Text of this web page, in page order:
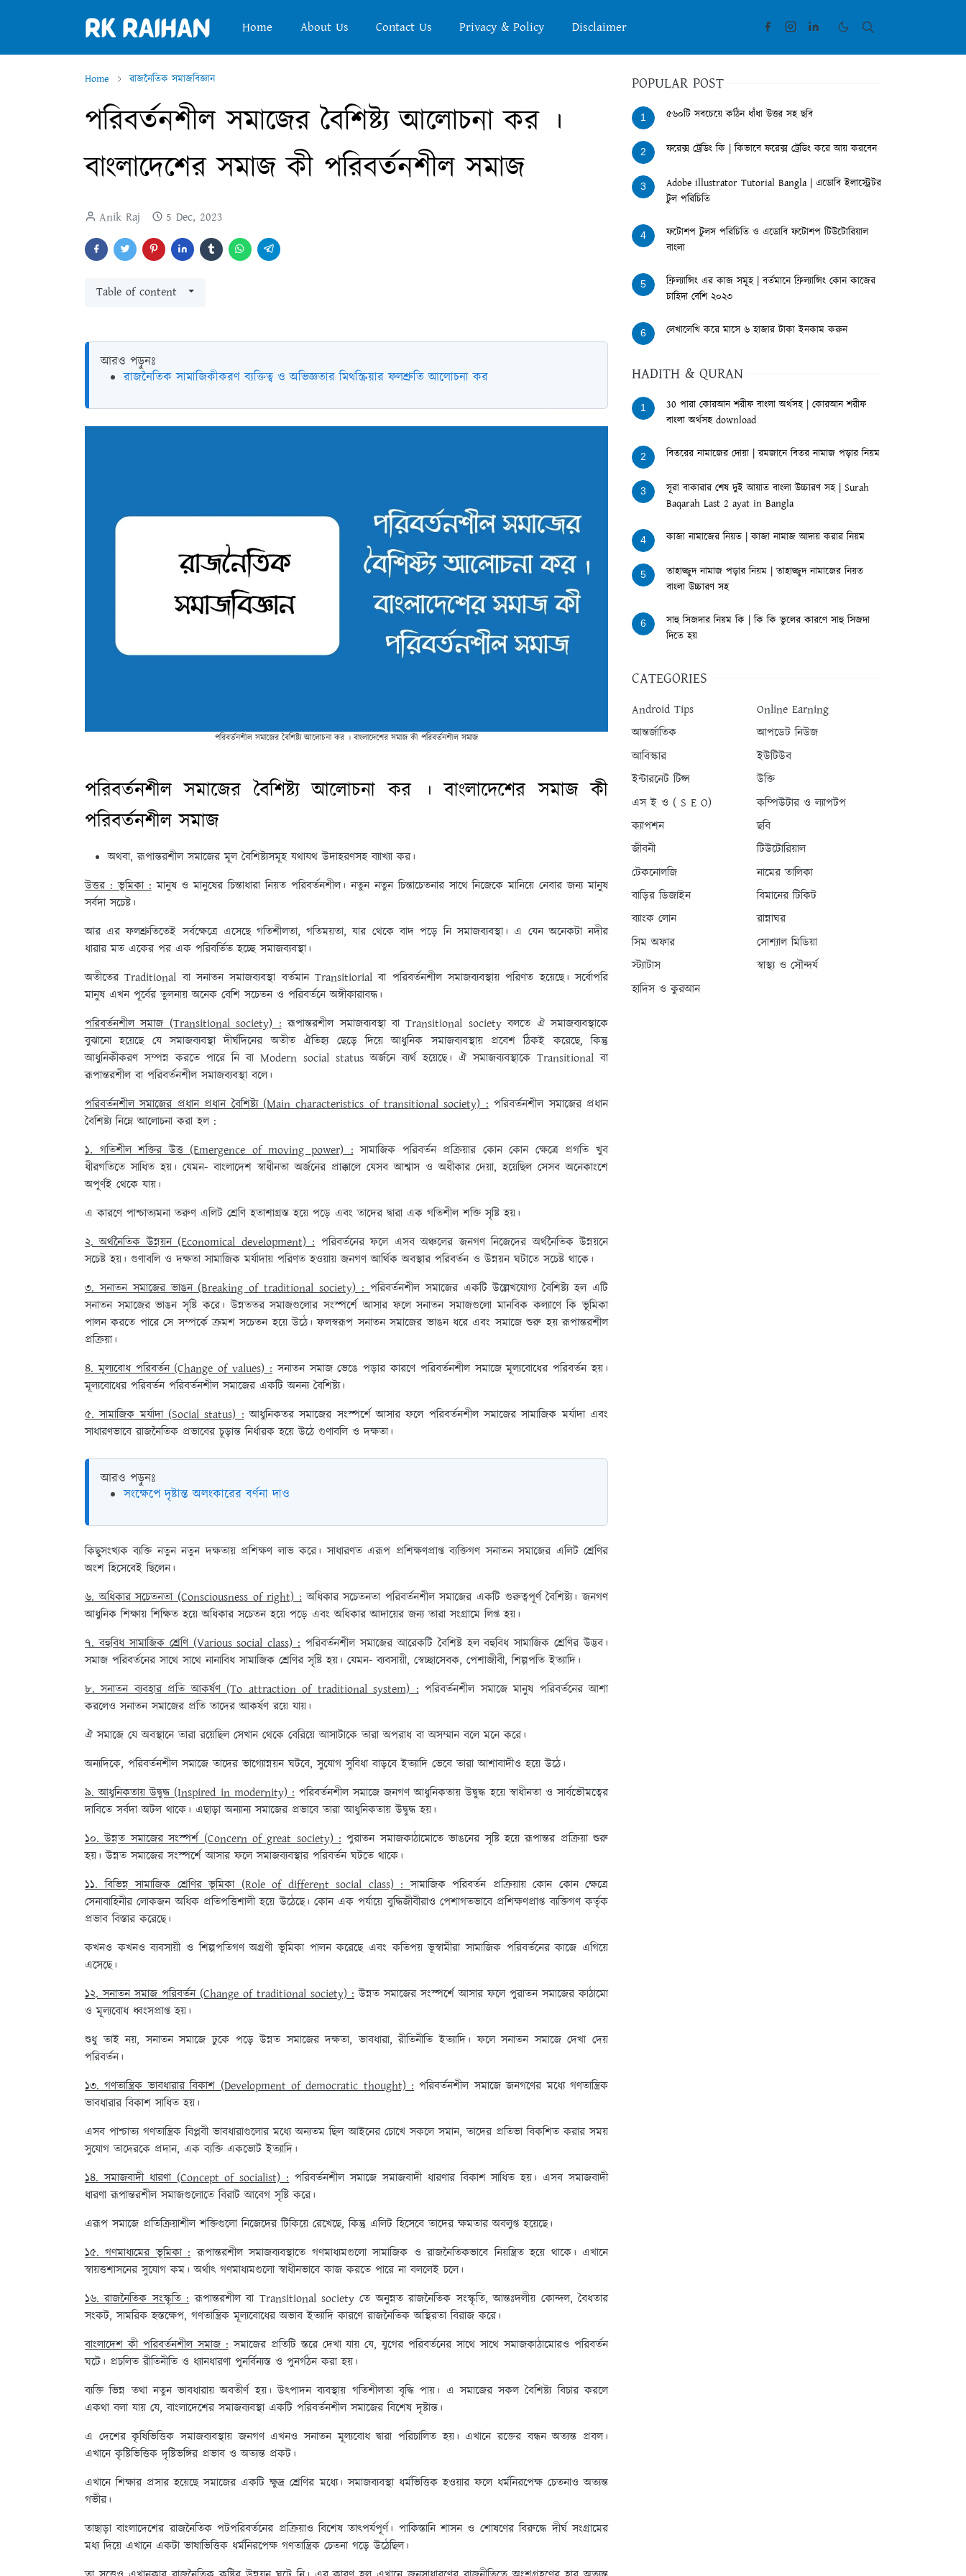
Home About Us Contact Us Privacy & Policy Disclaimer
Home রাজনৈতিক সমাজবিজ্ঞান
পরিবর্তনশীল সমাজের বৈশিষ্ট্য আলোচনা কর ।
বাংলাদেশের সমাজ কী পরিবর্তনশীল সমাজ
Anik Raj 5 Dec, 2023
Table of content
আরও পড়ুনঃ
রাজনৈতিক সামাজিকীকরণ ব্যক্তিত্ব ও অভিজ্ঞতার মিথস্ক্রিয়ার ফলশ্রুতি আলোচনা কর
পরিবর্তনশীল সমাজের বৈশিষ্ট্য আলোচনা কর । বাংলাদেশের সমাজ কী পরিবর্তনশীল সমাজ
পরিবর্তনশীল সমাজের বৈশিষ্ট্য আলোচনা কর । বাংলাদেশের সমাজ কী
পরিবর্তনশীল সমাজ
অথবা, রূপান্তরশীল সমাজের মূল বৈশিষ্ট্যসমূহ যথাযথ উদাহরণসহ ব্যাখ্যা কর।
উত্তর : ভূমিকা :মানুষ ও মানুষের চিন্তাধারা নিয়ত পরিবর্তনশীল। নতুন নতুন চিন্তাচেতনার সাথে নিজেকে মানিয়ে নেবার জন্য মানুষ
সর্বদা সচেষ্ট।
আর এর ফলশ্রুতিতেই সর্বক্ষেত্রে এসেছে গতিশীলতা, গতিময়তা, যার থেকে বাদ পড়ে নি সমাজব্যবস্থা। এ যেন অনেকটা নদীর
ধারার মত একের পর এক পরিবর্তিত হচ্ছে সমাজব্যবস্থা।
অতীতের Traditional বা সনাতন সমাজব্যবস্থা বর্তমান Transitiorial বা পরিবর্তনশীল সমাজব্যবস্থায় পরিণত হয়েছে। সর্বোপরি
মানুষ এখন পূর্বের তুলনায় অনেক বেশি সচেতন ও পরিবর্তনে অঙ্গীকারাবদ্ধ।
পরিবর্তনশীল সমাজ (Transitional society) :রূপান্তরশীল সমাজব্যবস্থা বা Transitional society বলতে ঐ সমাজব্যবস্থাকে
বুঝানো হয়েছে যে সমাজব্যবস্থা দীর্ঘদিনের অতীত ঐতিহ্য ছেড়ে দিয়ে আধুনিক সমাজব্যবস্থায় প্রবেশ ঠিকই করেছে, কিন্তু
আধুনিকীকরণ সম্পন্ন করতে পারে নি বা Modern social status অর্জনে ব্যর্থ হয়েছে। ঐ সমাজব্যবস্থাকে Transitional বা
রূপান্তরশীল বা পরিবর্তনশীল সমাজব্যবস্থা বলে।
পরিবর্তনশীল সমাজের প্রধান প্রধান বৈশিষ্ট্য (Main characteristics of transitional society) :পরিবর্তনশীল সমাজের প্রধান
বৈশিষ্ট্য নিম্নে আলোচনা করা হল :
১. গতিশীল শক্তির উত্ত (Emergence of moving power) :সামাজিক পরিবর্তন প্রক্রিয়ার কোন কোন ক্ষেত্রে প্রগতি খুব
ধীরগতিতে সাধিত হয়। যেমন- বাংলাদেশ স্বাধীনতা অর্জনের প্রাক্কালে যেসব আশ্বাস ও অধীকার দেয়া, হয়েছিল সেসব অনেকাংশে
অপূর্ণই থেকে যায়।
এ কারণে পাশ্চাত্যমনা তরুণ এলিট শ্রেণি হতাশাগ্রস্ত হয়ে পড়ে এবং তাদের দ্বারা এক গতিশীল শক্তি সৃষ্টি হয়।
২. অর্থনৈতিক উন্নয়ন (Economical development) :পরিবর্তনের ফলে এসব অঞ্চলের জনগণ নিজেদের অর্থনৈতিক উন্নয়নে
সচেষ্ট হয়। গুণাবলি ও দক্ষতা সামাজিক মর্যাদায় পরিণত হওয়ায় জনগণ আর্থিক অবস্থার পরিবর্তন ও উন্নয়ন ঘটাতে সচেষ্ট থাকে।
৩. সনাতন সমাজের ভাঙন (Breaking of traditional society) :পরিবর্তনশীল সমাজের একটি উল্লেখযোগ্য বৈশিষ্ট্য হল এটি
সনাতন সমাজের ভাঙন সৃষ্টি করে। উন্নততর সমাজগুলোর সংস্পর্শে আসার ফলে সনাতন সমাজগুলো মানবিক কল্যাণে কি ভূমিকা
পালন করতে পারে সে সম্পর্কে ক্রমশ সচেতন হয়ে উঠে। ফলস্বরূপ সনাতন সমাজের ভাঙন ধরে এবং সমাজে শুরু হয় রূপান্তরশীল
প্রক্রিয়া।
৪. মূল্যবোধ পরিবর্তন (Change of values) :সনাতন সমাজ ভেঙে পড়ার কারণে পরিবর্তনশীল সমাজে মূল্যবোধের পরিবর্তন হয়।
মূল্যবোধের পরিবর্তন পরিবর্তনশীল সমাজের একটি অনন্য বৈশিষ্ট্য।
৫. সামাজিক মর্যাদা (Social status) :আধুনিকতর সমাজের সংস্পর্শে আসার ফলে পরিবর্তনশীল সমাজের সামাজিক মর্যাদা এবং
সাধারণভাবে রাজনৈতিক প্রভাবের চূড়ান্ত নির্ধারক হয়ে উঠে গুণাবলি ও দক্ষতা।
আরও পড়ুনঃ
সংক্ষেপে দৃষ্টান্ত অলংকারের বর্ণনা দাও
কিছুসংখ্যক ব্যক্তি নতুন নতুন দক্ষতায় প্রশিক্ষণ লাভ করে। সাধারণত এরূপ প্রশিক্ষণপ্রাপ্ত ব্যক্তিগণ সনাতন সমাজের এলিট শ্রেণির
অংশ হিসেবেই ছিলেন।
৬. অধিকার সচেতনতা (Consciousness of right) :অধিকার সচেতনতা পরিবর্তনশীল সমাজের একটি গুরুত্বপূর্ণ বৈশিষ্ট্য। জনগণ
আধুনিক শিক্ষায় শিক্ষিত হয়ে অধিকার সচেতন হয়ে পড়ে এবং অধিকার আদায়ের জন্য তারা সংগ্রামে লিপ্ত হয়।
৭. বহুবিধ সামাজিক শ্রেণি (Various social class) :পরিবর্তনশীল সমাজের আরেকটি বৈশিষ্ট হল বহুবিধ সামাজিক শ্রেণির উদ্ভব।
সমাজ পরিবর্তনের সাথে সাথে নানাবিধ সামাজিক শ্রেণির সৃষ্টি হয়। যেমন- ব্যবসায়ী, স্বেচ্ছাসেবক, পেশাজীবী, শিল্পপতি ইত্যাদি।
৮. সনাতন ব্যবহার প্রতি আকর্ষণ (To attraction of traditional system) :পরিবর্তনশীল সমাজে মানুষ পরিবর্তনের আশা
করলেও সনাতন সমাজের প্রতি তাদের আকর্ষণ রয়ে যায়।
ঐ সমাজে যে অবস্থানে তারা রয়েছিল সেখান থেকে বেরিয়ে আসাটাকে তারা অপরাধ বা অসম্মান বলে মনে করে।
অন্যদিকে, পরিবর্তনশীল সমাজে তাদের ভাগ্যোন্নয়ন ঘটবে, সুযোগ সুবিধা বাড়বে ইত্যাদি ভেবে তারা আশাবাদীও হয়ে উঠে।
৯. আধুনিকতায় উদ্বুদ্ধ (Inspired in modernity) :পরিবর্তনশীল সমাজে জনগণ আধুনিকতায় উদ্বুদ্ধ হয়ে স্বাধীনতা ও সার্বভৌমত্বের
দাবিতে সর্বদা অটল থাকে। এছাড়া অন্যান্য সমাজের প্রভাবে তারা আধুনিকতায় উদ্বুদ্ধ হয়।
১০. উন্নত সমাজের সংস্পর্শ (Concern of great society) : পুরাতন সমাজকাঠামোতে ভাঙনের সৃষ্টি হয়ে রূপান্তর প্রক্রিয়া শুরু
হয়। উন্নত সমাজের সংস্পর্শে আসার ফলে সমাজব্যবস্থার পরিবর্তন ঘটতে থাকে।
১১. বিভিন্ন সামাজিক শ্রেণির ভূমিকা (Role of different social class) :সামাজিক পরিবর্তন প্রক্রিয়ায় কোন কোন ক্ষেত্রে
সেনাবাহিনীর লোকজন অধিক প্রতিপত্তিশালী হয়ে উঠেছে। কোন এক পর্যায়ে বুদ্ধিজীবীরাও পেশাগতভাবে প্রশিক্ষণপ্রাপ্ত ব্যক্তিগণ কর্তৃক
প্রভাব বিস্তার করেছে।
কখনও কখনও ব্যবসায়ী ও শিল্পপতিগণ অগ্রণী ভূমিকা পালন করেছে এবং কতিপয় ভূস্বামীরা সামাজিক পরিবর্তনের কাজে এগিয়ে
এসেছে।
১২. সনাতন সমাজ পরিবর্তন (Change of traditional society) : উন্নত সমাজের সংস্পর্শে আসার ফলে পুরাতন সমাজের কাঠামো
ও মূল্যবোধ ধ্বংসপ্রাপ্ত হয়।
শুধু তাই নয়, সনাতন সমাজে ঢুকে পড়ে উন্নত সমাজের দক্ষতা, ভাবধারা, রীতিনীতি ইত্যাদি। ফলে সনাতন সমাজে দেখা দেয়
পরিবর্তন।
১৩. গণতান্ত্রিক ভাবধারার বিকাশ (Development of democratic thought) : পরিবর্তনশীল সমাজে জনগণের মধ্যে গণতান্ত্রিক
ভাবধারার বিকাশ সাধিত হয়।
এসব পাশ্চাত্য গণতান্ত্রিক বিপ্লবী ভাবধারাগুলোর মধ্যে অন্যতম ছিল আইনের চোখে সকলে সমান, তাদের প্রতিভা বিকশিত করার সময়
সুযোগ তাদেরকে প্রদান, এক ব্যক্তি একভোট ইত্যাদি।
১৪. সমাজবাদী ধারণা (Concept of socialist) :পরিবর্তনশীল সমাজে সমাজবাদী ধারণার বিকাশ সাধিত হয়। এসব সমাজবাদী
ধারণা রূপান্তরশীল সমাজগুলোতে বিরাট আবেগ সৃষ্টি করে।
এরূপ সমাজে প্রতিক্রিয়াশীল শক্তিগুলো নিজেদের টিকিয়ে রেখেছে, কিন্তু এলিট হিসেবে তাদের ক্ষমতার অবলুপ্ত হয়েছে।
১৫. গণমাধ্যমের ভূমিকা :রূপান্তরশীল সমাজব্যবস্থাতে গণমাধ্যমগুলো সামাজিক ও রাজনৈতিকভাবে নিয়ন্ত্রিত হয়ে থাকে। এখানে
স্বায়ত্তশাসনের সুযোগ কম। অর্থাৎ গণমাধ্যমগুলো স্বাধীনভাবে কাজ করতে পারে না বললেই চলে।
১৬. রাজনৈতিক সংস্কৃতি :রূপান্তরশীল বা Transitional society তে অনুন্নত রাজনৈতিক সংস্কৃতি, আন্তঃদলীয় কোন্দল, বৈধতার
সংকট, সামরিক হস্তক্ষেপ, গণতান্ত্রিক মূল্যবোধের অভাব ইত্যাদি কারণে রাজনৈতিক অস্থিরতা বিরাজ করে।
বাংলাদেশ কী পরিবর্তনশীল সমাজ :সমাজের প্রতিটি স্তরে দেখা যায় যে, যুগের পরিবর্তনের সাথে সাথে সমাজকাঠামোরও পরিবর্তন
ঘটে। প্রচলিত রীতিনীতি ও ধ্যানধারণা পুনর্বিন্যস্ত ও পুনর্গঠন করা হয়।
ব্যক্তি ভিন্ন তথা নতুন ভাবধারায় অবতীর্ণ হয়। উৎপাদন ব্যবস্থায় গতিশীলতা বৃদ্ধি পায়। এ সমাজের সকল বৈশিষ্ট্য বিচার করলে
একথা বলা যায় যে, বাংলাদেশের সমাজব্যবস্থা একটি পরিবর্তনশীল সমাজের বিশেষ দৃষ্টান্ত।
এ দেশের কৃষিভিত্তিক সমাজব্যবস্থায় জনগণ এখনও সনাতন মূল্যবোধ দ্বারা পরিচালিত হয়। এখানে রক্তের বন্ধন অত্যন্ত প্রবল।
এখানে কৃষ্টিভিত্তিক দৃষ্টিভঙ্গির প্রভাব ও অত্যন্ত প্রকট।
এখানে শিক্ষার প্রসার হয়েছে সমাজের একটি ক্ষুদ্র শ্রেণির মধ্যে। সমাজব্যবস্থা ধর্মভিত্তিক হওয়ার ফলে ধর্মনিরপেক্ষ চেতনাও অত্যন্ত
গভীর।
তাছাড়া বাংলাদেশের রাজনৈতিক পটপরিবর্তনের প্রক্রিয়াও বিশেষ তাৎপর্যপূর্ণ। পাকিস্তানি শাসন ও শোষণের বিরুদ্ধে দীর্ঘ সংগ্রামের
মধ্য দিয়ে এখানে একটা ভাষাভিত্তিক ধর্মনিরপেক্ষ গণতান্ত্রিক চেতনা গড়ে উঠেছিল।
POPULAR POST
1 ৫৬০টি সবচেয়ে কঠিন ধাঁধা উত্তর সহ ছবি
2 ফরেক্স ট্রেডিং কি | কিভাবে ফরেক্স ট্রেডিং করে আয় করবেন
3
Adobe illustrator Tutorial Bangla | এডোবি ইলাস্ট্রেটর
টুল পরিচিতি
4
ফটোশপ টুলস পরিচিতি ও এডোবি ফটোশপ টিউটোরিয়াল
বাংলা
5
ফ্রিল্যান্সিং এর কাজ সমূহ | বর্তমানে ফ্রিল্যান্সিং কোন কাজের
চাহিদা বেশি ২০২৩
6 লেখালেখি করে মাসে ৬ হাজার টাকা ইনকাম করুন
HADITH & QURAN
1
30 পারা কোরআন শরীফ বাংলা অর্থসহ | কোরআন শরীফ
বাংলা অর্থসহ download
2 বিতরের নামাজের দোয়া | রমজানে বিতর নামাজ পড়ার নিয়ম
3
সূরা বাকারার শেষ দুই আয়াত বাংলা উচ্চারণ সহ | Surah
Baqarah Last 2 ayat in Bangla
4 কাজা নামাজের নিয়ত | কাজা নামাজ আদায় করার নিয়ম
5
তাহাজ্জুদ নামাজ পড়ার নিয়ম | তাহাজ্জুদ নামাজের নিয়ত
বাংলা উচ্চারণ সহ
6
সাহু সিজদার নিয়ম কি | কি কি ভুলের কারণে সাহু সিজদা
দিতে হয়
CATEGORIES
Android Tips
Online Earning
আন্তর্জাতিক
আপডেট নিউজ
আবিস্কার
ইউটিউব
ইন্টারনেট টিপ্স
উক্তি
এস ই ও ( S E O)
কম্পিউটার ও ল্যাপটপ
ক্যাপশন
ছবি
জীবনী
টিউটোরিয়াল
টেকনোলজি
নামের তালিকা
বাড়ির ডিজাইন
বিমানের টিকিট
ব্যাংক লোন
রান্নাঘর
সিম অফার
সোশ্যাল মিডিয়া
স্ট্যাটাস
স্বাস্থ্য ও সৌন্দর্য
হাদিস ও কুরআন